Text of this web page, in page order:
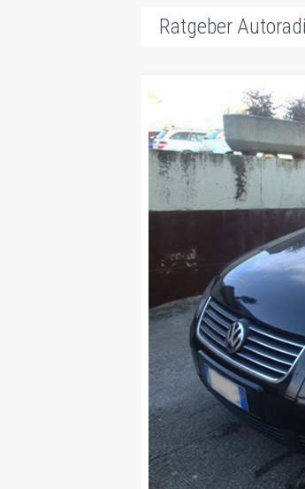
Ratgeber